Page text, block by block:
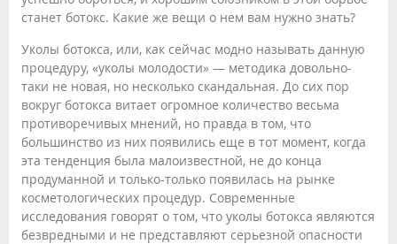
станет ботокс. Какие же вещи о нем вам нужно знать?
Уколы ботокса, или, как сейчас модно называть данную
процедуру, «уколы молодости» — методика довольно-
таки не новая, но несколько скандальная. До сих пор
вокруг ботокса витает огромное количество весьма
противоречивых мнений, но правда в том, что
большинство из них появились еще в тот момент, когда
эта тенденция была малоизвестной, не до конца
продуманной и только-только появилась на рынке
косметологических процедур. Современные
исследования говорят о том, что уколы ботокса являются
безвредными и не представляют серьезной опасности